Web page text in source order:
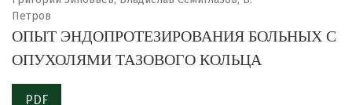
Петров
ОПЫТ ЭНДОПРОТЕЗИРОВАНИЯ БОЛЬНЫХ С
ОПУХОЛЯМИ ТАЗОВОГО КОЛЬЦА
PDF